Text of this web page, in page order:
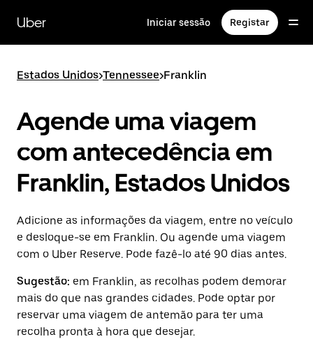
para
conteúdo
Uber Iniciar sessão Registar
Estados Unidos>Tennessee>Franklin
Agende uma viagem
com antecedência em
Franklin, Estados Unidos
Adicione as informações da viagem, entre no veículo
e desloque-se em Franklin. Ou agende uma viagem
com o Uber Reserve. Pode fazê-lo até 90 dias antes.
Sugestão: em Franklin, as recolhas podem demorar
mais do que nas grandes cidades. Pode optar por
reservar uma viagem de antemão para ter uma
recolha pronta à hora que desejar.